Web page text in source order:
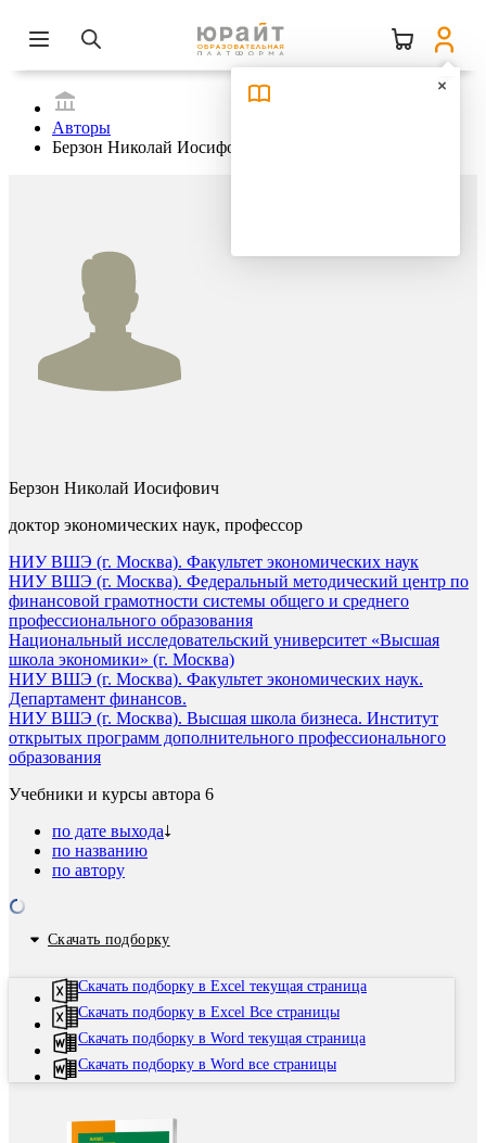
Авторы
Берзон Николай Иосифович
Берзон Николай Иосифович
доктор экономических наук, профессор
НИУ ВШЭ (г. Москва). Факультет экономических наук
НИУ ВШЭ (г. Москва). Федеральный методический центр по
финансовой грамотности системы общего и среднего
профессионального образования
Национальный исследовательский университет «Высшая
школа экономики» (г. Москва)
НИУ ВШЭ (г. Москва). Факультет экономических наук.
Департамент финансов.
НИУ ВШЭ (г. Москва). Высшая школа бизнеса. Институт
открытых программ дополнительного профессионального
образования
Учебники и курсы автора 6
по дате выхода
по названию
по автору
Скачать подборку
Скачать подборку в Excel текущая страница
Скачать подборку в Excel Все страницы
Скачать подборку в Word текущая страница
Скачать подборку в Word все страницы